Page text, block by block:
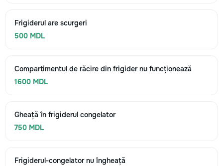
Frigiderul are scurgeri
500 MDL
Compartimentul de răcire din frigider nu funcționează
1600 MDL
Gheață în frigiderul congelator
750 MDL
Frigiderul-congelator nu îngheață